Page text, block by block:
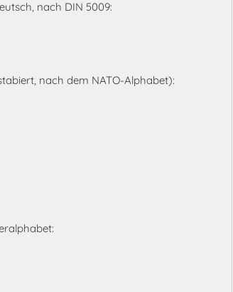
nach DIN 5009:
nach dem NATO-Alphabet):